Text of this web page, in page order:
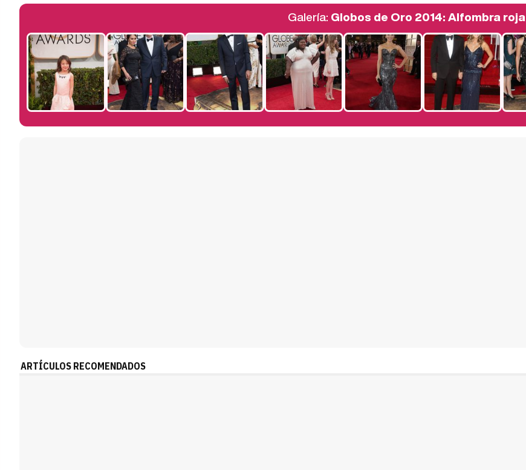
Galería: Globos de Oro 2014: Alfombra roja
ARTÍCULOS RECOMENDADOS